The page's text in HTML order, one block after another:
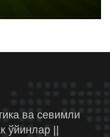
ва севимли
ўйинлар ||